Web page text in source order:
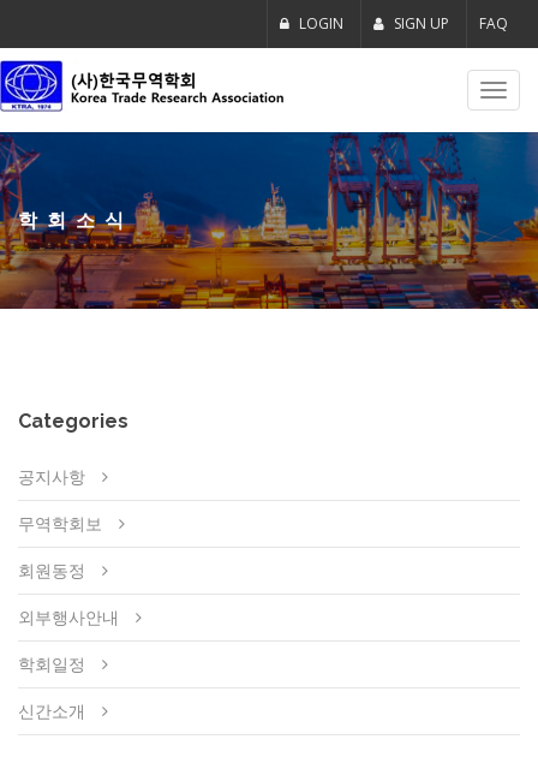
LOGIN SIGN UP FAQ
학회소식
Categories
공지사항
무역학회보
회원동정
외부행사안내
학회일정
신간소개